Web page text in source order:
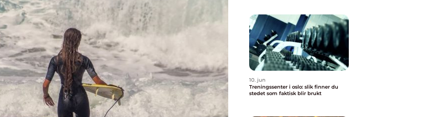
10. jun
Treningssenter i oslo: slik finner du
stedet som faktisk blir brukt